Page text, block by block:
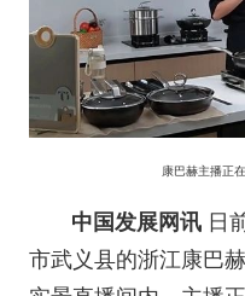
康巴赫主播正
中国发展网讯 日
市武义县的浙江康巴